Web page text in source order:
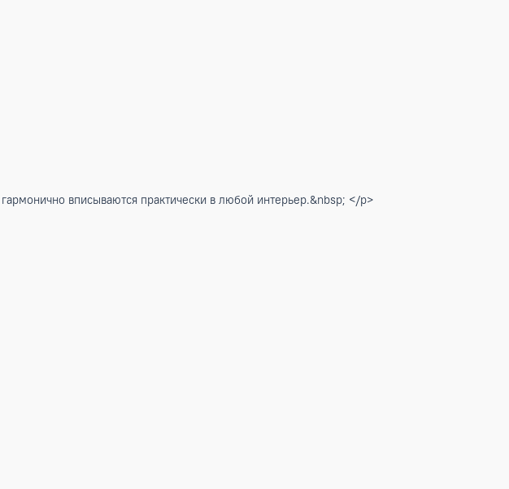
Они гармонично вписываются практически в любой интерьер.&nbsp; </p>